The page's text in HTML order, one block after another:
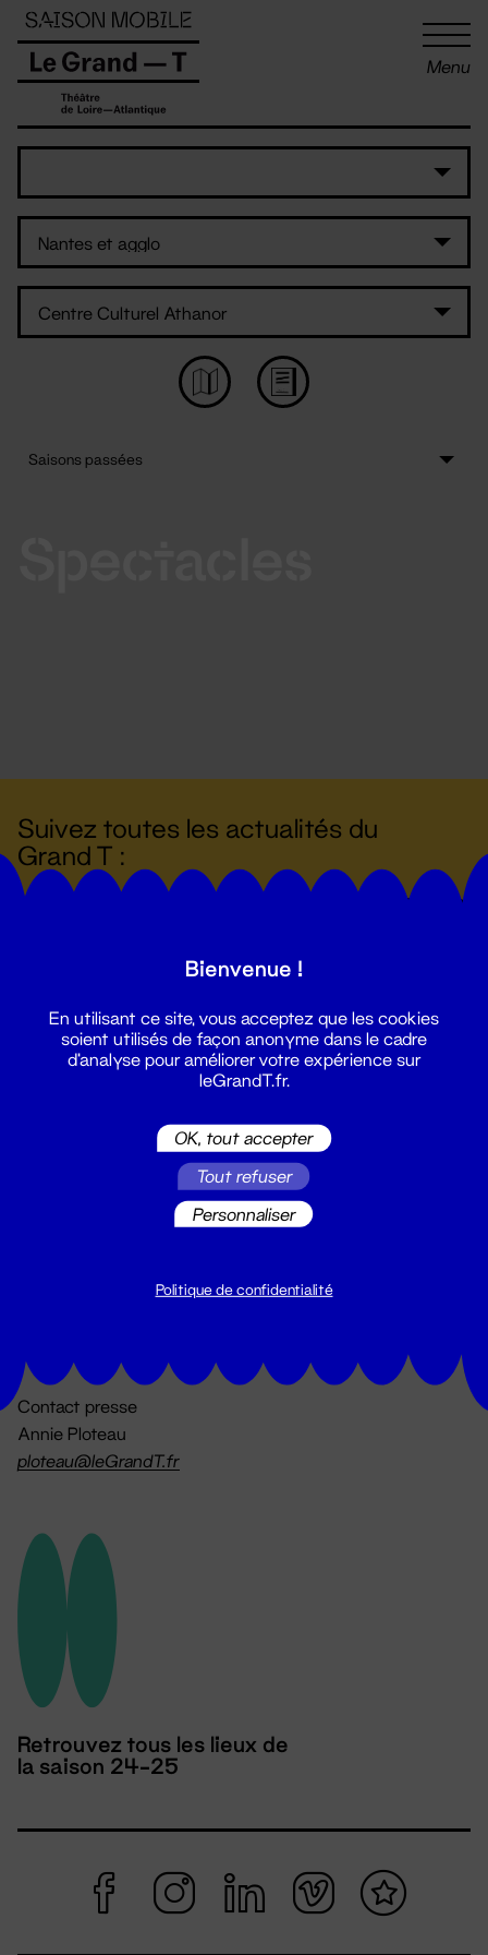
Menu
Suivez toutes les actualités du
Grand T :
billetterie@leGrandT.fr
Du lundi au vendredi 14h → 18h
Contact presse
Annie Ploteau
ploteau@leGrandT.fr
Retrouvez tous les lieux de
la saison 24-25
Panneau de gestion des cookies
Bienvenue !
En utilisant ce site, vous acceptez que les cookies
soient utilisés de façon anonyme dans le cadre
d'analyse pour améliorer votre expérience sur
leGrandT.fr.
OK, tout accepter
Tout refuser
Personnaliser
Politique de confidentialité